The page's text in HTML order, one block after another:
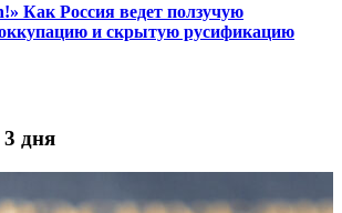
Как Россия ведет ползучую
и скрытую русификацию
дня